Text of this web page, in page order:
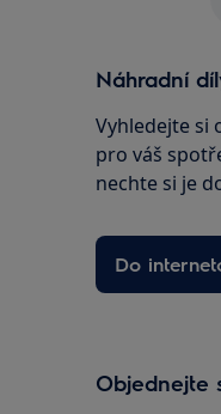
Náhradní
Vyhledejte si
pro váš
nechte si je
Do
Objednejte